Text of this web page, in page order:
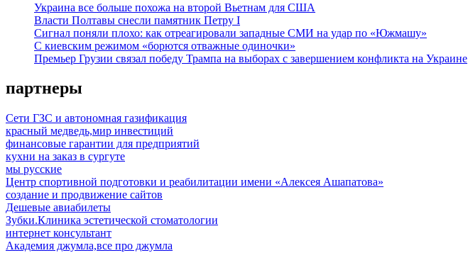
Украина все больше похожа на второй Вьетнам для США
Власти Полтавы снесли памятник Петру I
Сигнал поняли плохо: как отреагировали западные СМИ на удар по «Южмашу»
С киевским режимом «борются отважные одиночки»
Премьер Грузии связал победу Трампа на выборах с завершением конфликта на Украине
партнеры
Сети ГЗС и автономная газификация
красный медведь,мир инвестиций
финансовые гарантии для предприятий
кухни на заказ в сургуте
мы русские
Центр спортивной подготовки и реабилитации имени «Алексея Ашапатова»
создание и продвижение сайтов
Дешевые авиабилеты
Зубки.Клиника эстетической стоматологии
интернет консультант
Академия джумла,все про джумла